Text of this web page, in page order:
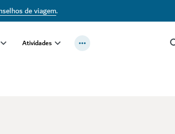
de viagem.
Atividades